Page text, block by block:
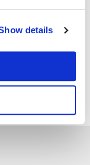
details
limoen.